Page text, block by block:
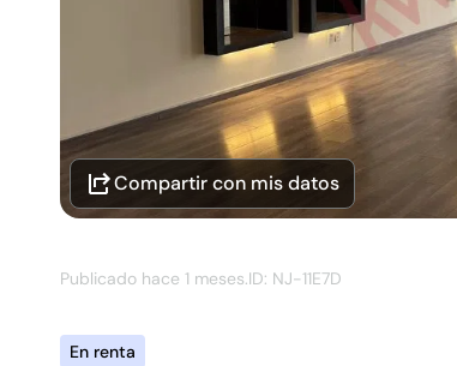
Compartir con mis datos
Publicado hace 1 meses.ID: NJ-11E7D
En renta